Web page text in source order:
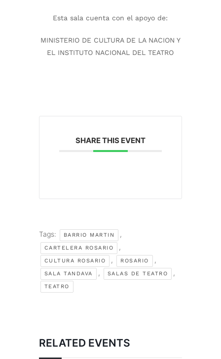
Esta sala cuenta con el apoyo de:
MINISTERIO DE CULTURA DE LA NACION Y
EL INSTITUTO NACIONAL DEL TEATRO
SHARE THIS EVENT
Tags: BARRIO MARTIN ,
CARTELERA ROSARIO ,
CULTURA ROSARIO , ROSARIO ,
SALA TANDAVA , SALAS DE TEATRO ,
TEATRO
RELATED EVENTS